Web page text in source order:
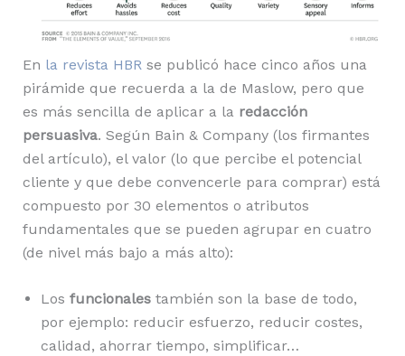
En la revista HBR se publicó hace cinco años una
pirámide que recuerda a la de Maslow, pero que
es más sencilla de aplicar a la redacción
persuasiva. Según Bain & Company (los firmantes
del artículo), el valor (lo que percibe el potencial
cliente y que debe convencerle para comprar) está
compuesto por 30 elementos o atributos
fundamentales que se pueden agrupar en cuatro
(de nivel más bajo a más alto):
Los funcionales también son la base de todo,
por ejemplo: reducir esfuerzo, reducir costes,
calidad, ahorrar tiempo, simplificar…